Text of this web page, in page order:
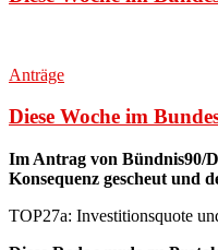
Anträge
Diese Woche im
Im Antrag von Bündnis90/
Konsequenz gescheut und
TOP27a: Investitionsquote